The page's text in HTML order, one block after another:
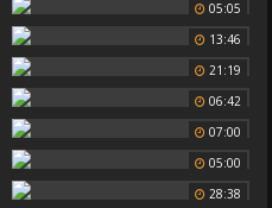
05:05
13:46
21:19
06:42
07:00
05:00
28:38